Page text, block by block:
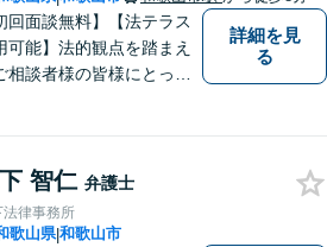
回面談無料】【法テラス
可能】法的観点を踏まえ
相談者様の皆様にとって
日／夜間／応相談】お悩
がございましたら、お気
ご相談下さい。
詳細を見
る
智仁 弁護士
法律事務所
歌山県|和歌山市